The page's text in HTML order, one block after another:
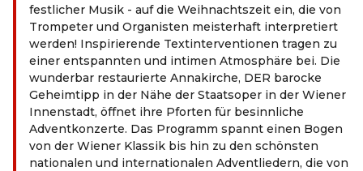
festlicher Musik - auf die Weihnachtszeit ein, die von
Trompeter und Organisten meisterhaft interpretiert
werden! Inspirierende Textinterventionen tragen zu
einer entspannten und intimen Atmosphäre bei. Die
wunderbar restaurierte Annakirche, DER barocke
Geheimtipp in der Nähe der Staatsoper in der Wiener
Innenstadt, öffnet ihre Pforten für besinnliche
Adventkonzerte. Das Programm spannt einen Bogen
von der Wiener Klassik bis hin zu den schönsten
nationalen und internationalen Adventliedern, die von